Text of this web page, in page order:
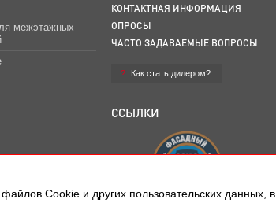
межэтажных
КОНТАКТНАЯ ИНФОРМАЦИЯ
ОПРОСЫ
ЧАСТО ЗАДАВАЕМЫЕ ВОПРОСЫ
Как стать дилером?
ССЫЛКИ
Сookie и других пользовательских данных, в